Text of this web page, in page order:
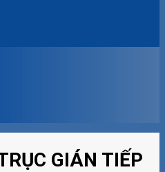
GIÁN TIẾP